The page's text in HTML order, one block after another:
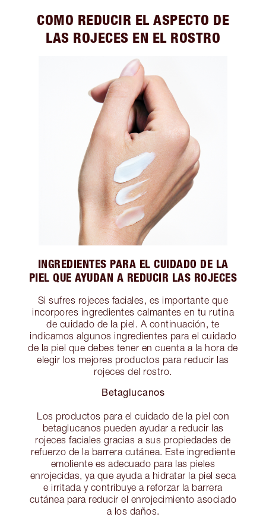
COMO REDUCIR EL ASPECTO DE
LAS ROJECES EN EL ROSTRO
INGREDIENTES PARA EL CUIDADO DE LA
PIEL QUE AYUDAN A REDUCIR LAS ROJECES
Si sufres rojeces faciales, es importante que
incorpores ingredientes calmantes en tu rutina
de cuidado de la piel. A continuación, te
indicamos algunos ingredientes para el cuidado
de la piel que debes tener en cuenta a la hora de
elegir los mejores productos para reducir las
rojeces del rostro.
Betaglucanos
Los productos para el cuidado de la piel con
betaglucanos pueden ayudar a reducir las
rojeces faciales gracias a sus propiedades de
refuerzo de la barrera cutánea. Este ingrediente
emoliente es adecuado para las pieles
enrojecidas, ya que ayuda a hidratar la piel seca
e irritada y contribuye a reforzar la barrera
cutánea para reducir el enrojecimiento asociado
a los daños.